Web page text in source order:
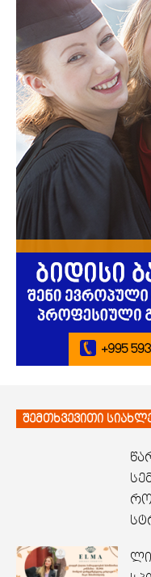
შემთხვევითი